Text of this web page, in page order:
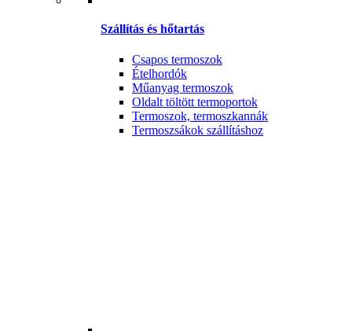
Szállítás és hőtartás
Csapos termoszok
Ételhordók
Műanyag termoszok
Oldalt töltött termoportok
Termoszok, termoszkannák
Termoszsákok szállításhoz